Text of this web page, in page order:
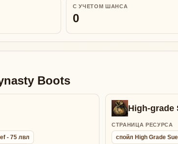
С УЧЕТОМ ШАНСА
0
Boots
- 75 лвл
High-grade
СТРАНИЦА РЕСУРСА
спойл High Grade